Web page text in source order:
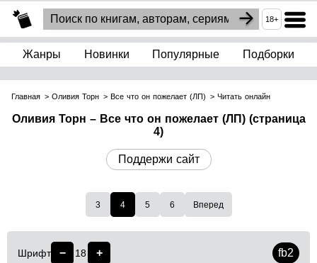
18+
Жанры Новинки Популярные Подборки
Главная Оливия Торн Все что он пожелает (ЛП) Читать онлайн
Оливия Торн – Все что он пожелает (ЛП) (страница
4)
Поддержи сайт
3 4 5 6 Вперед
Шрифт − 18 + fb2